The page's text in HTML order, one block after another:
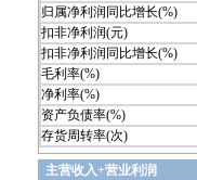
归属净利润同比增长(%)
扣非净利润(元)
扣非净利润同比增长(%)
毛利率(%)
净利率(%)
资产负债率(%)
存货周转率(次)
主营收入+营业利润